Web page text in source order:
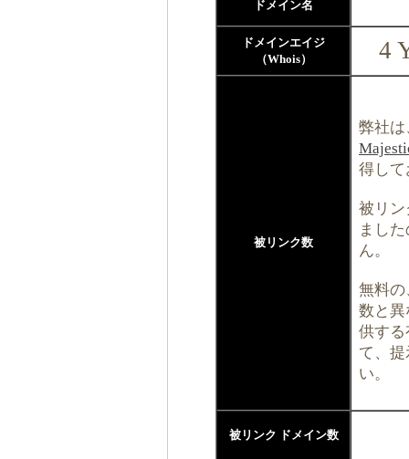
ドメイン名
ドメインエイジ
（Whois）
4
被リンク数
弊社は
得し
被リン
まし
ん。
無料
数と異
供す
て、
い。
被リンク ドメイン数